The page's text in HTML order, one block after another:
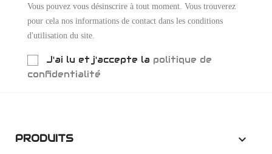
Vous pouvez vous désinscrire à tout moment. Vous trouverez
pour cela nos informations de contact dans les conditions
d'utilisation du site.
J'ai lu et j'accepte la politique de
confidentialité
PRODUITS 